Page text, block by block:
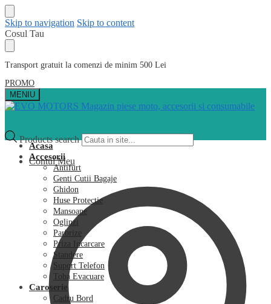
Skip to navigation Skip to content
Cosul Tau
Transport gratuit la comenzi de minim 500 Lei
PROMO
MENIU
Products search
Contul Meu
Acasa
Accesorii
Antifurt
Genti Cutii Bagaje
Ghidon
Huse Protectie
Mansoane
Oglinzi
Parbrize
Priza Incarcare
Standere
Suport Telefon
Toba Evacuare
Caroserie
Cadru Bord